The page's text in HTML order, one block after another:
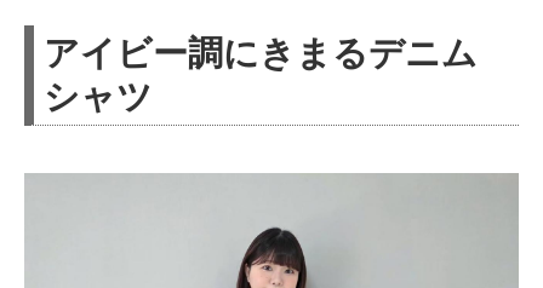
アイビー調にきまるデニム
シャツ